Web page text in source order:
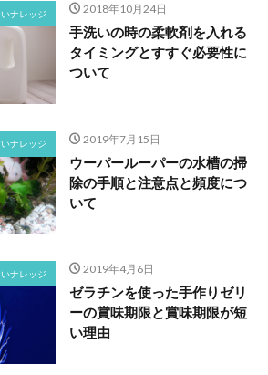
ナレッジ 2018年10月24日
手洗いの時の柔軟剤を入れる
タイミングとすすぐ必要性に
ついて
ナレッジ 2019年7月15日
ウーパールーパーの水槽の掃
除の手順と注意点と頻度につ
いて
ナレッジ 2019年4月6日
ゼラチンを使った手作りゼリ
ーの賞味期限と賞味期限が短
い理由